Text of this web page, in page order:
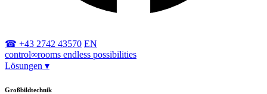
☎ +43 2742 43570 EN
control∞rooms endless possibilities
Lösungen ▾
Großbildtechnik